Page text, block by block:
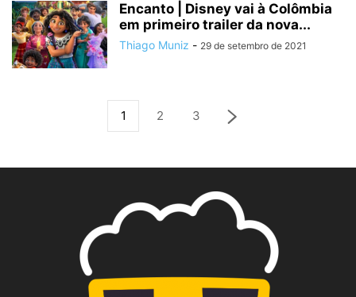
Encanto | Disney vai à Colômbia
em primeiro trailer da nova...
Thiago Muniz - 29 de setembro de 2021
1 2 3